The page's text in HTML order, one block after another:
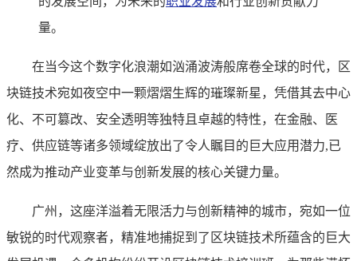
量。
在当今这个数字化浪潮如汹涌波涛般席卷全球的时代，区
块链技术宛如夜空中一颗熠熠生辉的璀璨新星，凭借其去中心
化、不可篡改、安全透明等独特且卓越的特性，在金融、医
疗、供应链等诸多领域绽放出了令人瞩目的巨大应用潜力,已
然成为推动产业变革与创新发展的核心关键力量。
广州，这座洋溢着无限活力与创新精神的城市，宛如一位
敏锐的时代观察者，精准地捕捉到了区块链技术所蕴含的巨大